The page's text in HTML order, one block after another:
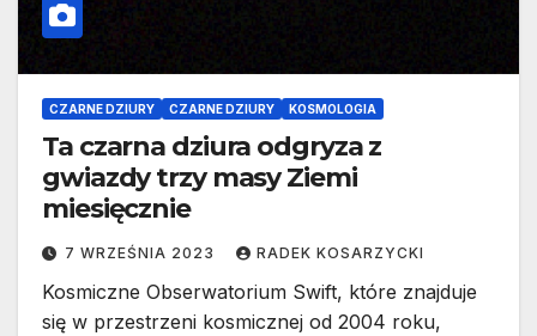
CZARNE DZIURY CZARNE DZIURY KOSMOLOGIA
Ta czarna dziura odgryza z
gwiazdy trzy masy Ziemi
miesięcznie
7 WRZEŚNIA 2023 RADEK KOSARZYCKI
Kosmiczne Obserwatorium Swift, które znajduje
się w przestrzeni kosmicznej od 2004 roku,